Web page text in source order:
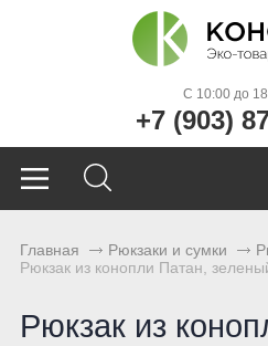
C 10:00 до
+7 (903)
Главная Рюкзаки и сумки
Рюкзак из конопли Патан,
Рюкзак из